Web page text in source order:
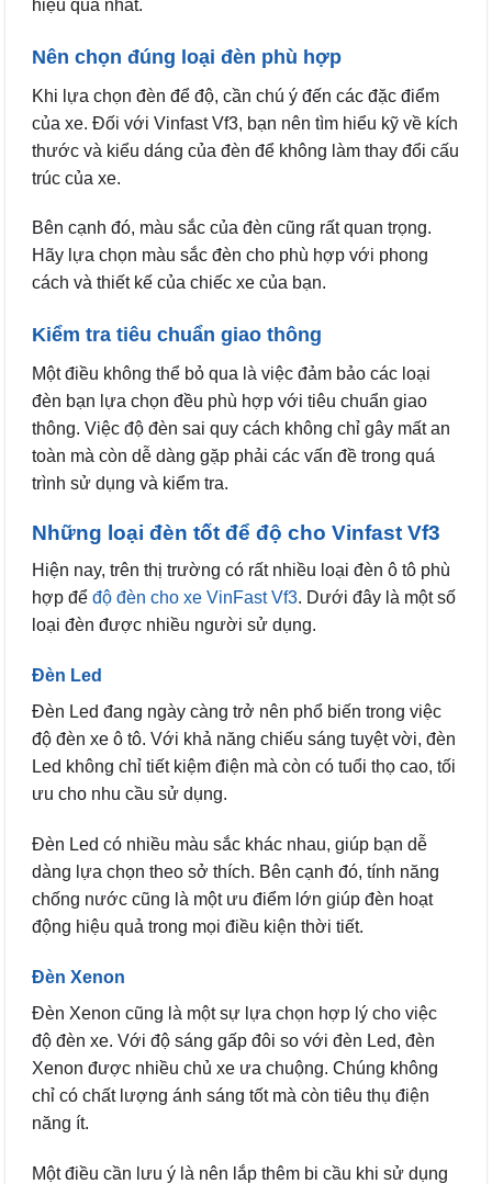
hiệu quả nhất.
Nên chọn đúng loại đèn phù hợp
Khi lựa chọn đèn để độ, cần chú ý đến các đặc điểm
của xe. Đối với Vinfast Vf3, bạn nên tìm hiểu kỹ về kích
thước và kiểu dáng của đèn để không làm thay đổi cấu
trúc của xe.
Bên cạnh đó, màu sắc của đèn cũng rất quan trọng.
Hãy lựa chọn màu sắc đèn cho phù hợp với phong
cách và thiết kế của chiếc xe của bạn.
Kiểm tra tiêu chuẩn giao thông
Một điều không thể bỏ qua là việc đảm bảo các loại
đèn bạn lựa chọn đều phù hợp với tiêu chuẩn giao
thông. Việc độ đèn sai quy cách không chỉ gây mất an
toàn mà còn dễ dàng gặp phải các vấn đề trong quá
trình sử dụng và kiểm tra.
Những loại đèn tốt để độ cho Vinfast Vf3
Hiện nay, trên thị trường có rất nhiều loại đèn ô tô phù
hợp để độ đèn cho xe VinFast Vf3. Dưới đây là một số
loại đèn được nhiều người sử dụng.
Đèn Led
Đèn Led đang ngày càng trở nên phổ biến trong việc
độ đèn xe ô tô. Với khả năng chiếu sáng tuyệt vời, đèn
Led không chỉ tiết kiệm điện mà còn có tuổi thọ cao, tối
ưu cho nhu cầu sử dụng.
Đèn Led có nhiều màu sắc khác nhau, giúp bạn dễ
dàng lựa chọn theo sở thích. Bên cạnh đó, tính năng
chống nước cũng là một ưu điểm lớn giúp đèn hoạt
động hiệu quả trong mọi điều kiện thời tiết.
Đèn Xenon
Đèn Xenon cũng là một sự lựa chọn hợp lý cho việc
độ đèn xe. Với độ sáng gấp đôi so với đèn Led, đèn
Xenon được nhiều chủ xe ưa chuộng. Chúng không
chỉ có chất lượng ánh sáng tốt mà còn tiêu thụ điện
năng ít.
Một điều cần lưu ý là nên lắp thêm bi cầu khi sử dụng